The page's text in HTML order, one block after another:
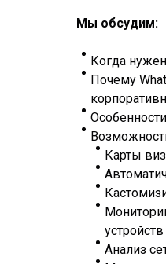
Мы обсудим:
Когда
Почему
Карты
устройств
Анализ